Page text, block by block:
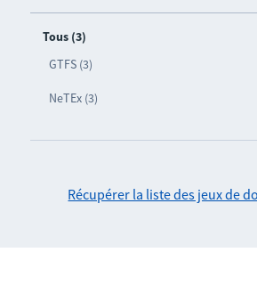
Tous (3)
GTFS (3)
NeTEx (3)
Récupérer la liste des jeux de